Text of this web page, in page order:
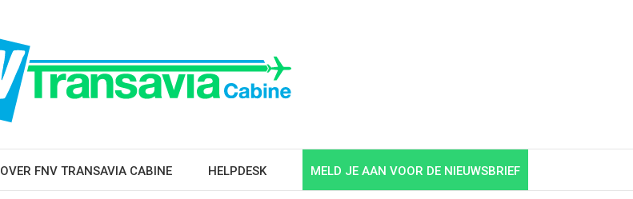
OVER FNV TRANSAVIA CABINE HELPDESK MELD JE AAN VOOR DE NIEUWSBRIEF